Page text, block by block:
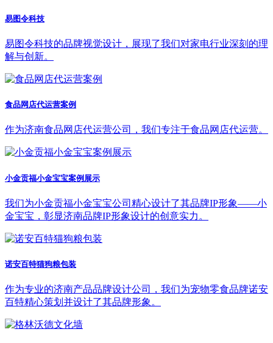
易图令科技
易图令科技的品牌视觉设计，展现了我们对家电行业深刻的理
解与创新。
食品网店代运营案例
作为济南食品网店代运营公司，我们专注于食品网店代运营。
小金贡福小金宝宝案例展示
我们为小金贡福小金宝宝公司精心设计了其品牌IP形象——小
金宝宝，彰显济南品牌IP形象设计的创意实力。
诺安百特猫狗粮包装
作为专业的济南产品品牌设计公司，我们为宠物零食品牌诺安
百特精心策划并设计了其品牌形象。